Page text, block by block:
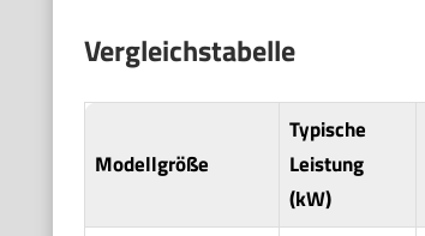
Vergleichstabelle
Modellgröße
Typische
Leistung
(kW)